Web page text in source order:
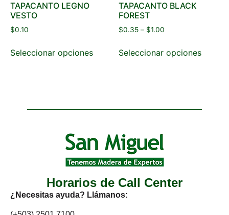
TAPACANTO LEGNO
VESTO
$0.10
Seleccionar opciones
TAPACANTO BLACK
FOREST
$0.35 – $1.00
Seleccionar opciones
Horarios de Call Center
¿Necesitas ayuda? Llámanos: